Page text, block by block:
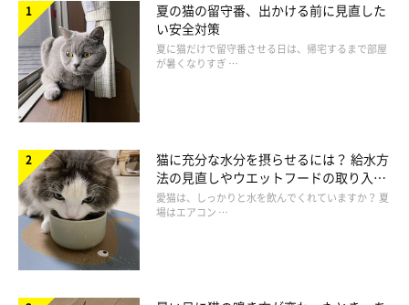
夏の猫の留守番、出かける前に見直した
い安全対策
夏に猫だけで留守番させる日は、帰宅するまで部屋
が暑くなりすぎ …
猫に充分な水分を摂らせるには？ 給水方
法の見直しやウエットフードの取り入れ
方を解説
愛猫は、しっかりと水を飲んでくれていますか？ 夏
場はエアコン …